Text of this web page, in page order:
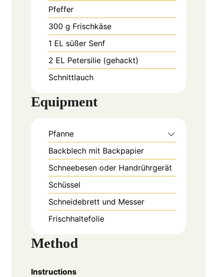
Pfeffer
300 g Frischkäse
1 EL süßer Senf
2 EL Petersilie (gehackt)
Schnittlauch
Equipment
Pfanne
Backblech mit Backpapier
Schneebesen oder Handrührgerät
Schüssel
Schneidebrett und Messer
Frischhaltefolie
Method
Instructions